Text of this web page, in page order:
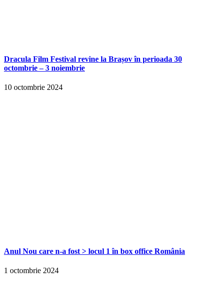
Dracula Film Festival revine la Brașov în perioada 30
octombrie – 3 noiembrie
10 octombrie 2024
Anul Nou care n-a fost > locul 1 în box office România
1 octombrie 2024